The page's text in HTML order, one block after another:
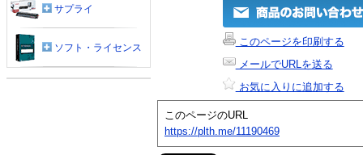
このページを印刷する
メールでURLを送る
お気に入りに追加する
このページのURL
https://plth.me/11190469
サプライ
ソフト・ライセンス